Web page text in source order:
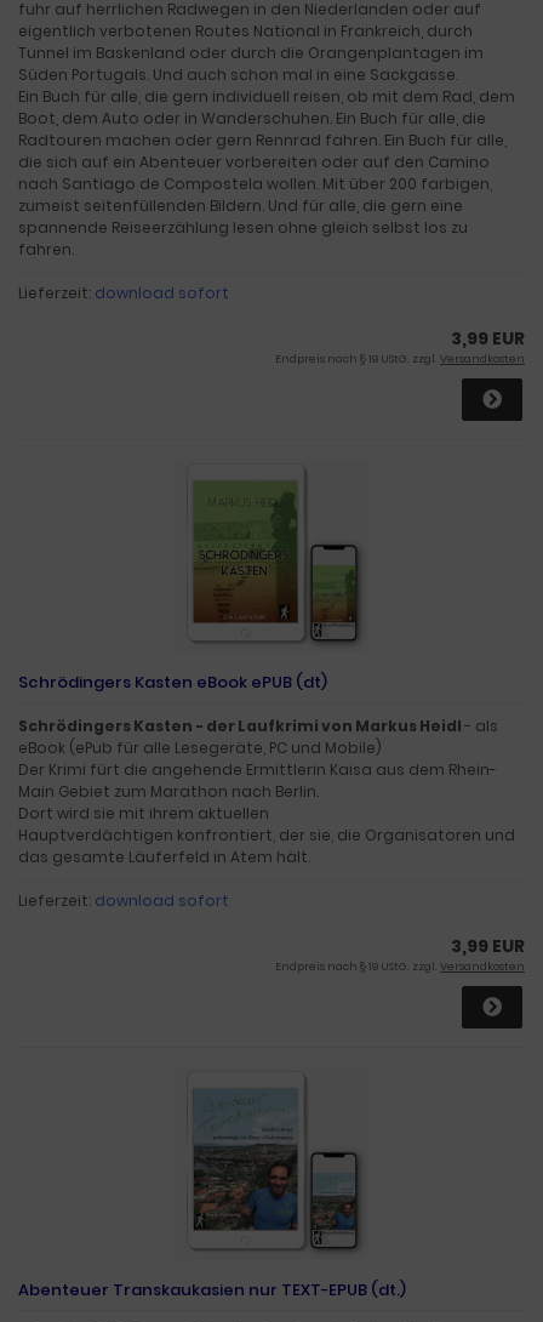
fuhr auf herrlichen Radwegen in den Niederlanden oder auf
eigentlich verbotenen Routes National in Frankreich, durch
Tunnel im Baskenland oder durch die Orangenplantagen im
Süden Portugals. Und auch schon mal in eine Sackgasse.
Ein Buch für alle, die gern individuell reisen, ob mit dem Rad, dem
Boot, dem Auto oder in Wanderschuhen. Ein Buch für alle, die
Radtouren machen oder gern Rennrad fahren. Ein Buch für alle,
die sich auf ein Abenteuer vorbereiten oder auf den Camino
nach Santiago de Compostela wollen. Mit über 200 farbigen,
zumeist seitenfüllenden Bildern. Und für alle, die gern eine
spannende Reiseerzählung lesen ohne gleich selbst los zu
fahren.
Lieferzeit: download sofort
3,99 EUR
Endpreis nach § 19 UStG. zzgl. Versandkosten
Schrödingers Kasten eBook ePUB (dt)
Schrödingers Kasten - der Laufkrimi von Markus Heidl- als
eBook (ePub für alle Lesegeräte, PC und Mobile)
Der Krimi fürt die angehende Ermittlerin Kaisa aus dem Rhein-
Main Gebiet zum Marathon nach Berlin.
Dort wird sie mit ihrem aktuellen
Hauptverdächtigen konfrontiert, der sie, die Organisatoren und
das gesamte Läuferfeld in Atem hält.
Lieferzeit: download sofort
3,99 EUR
Endpreis nach § 19 UStG. zzgl. Versandkosten
Abenteuer Transkaukasien nur TEXT-EPUB (dt.)